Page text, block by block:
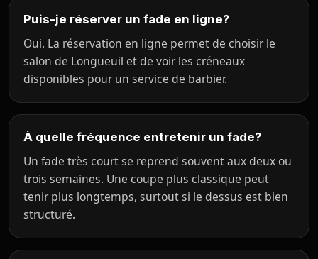
Puis-je réserver un fade en ligne?
Oui. La réservation en ligne permet de choisir le
salon de Longueuil et de voir les créneaux
disponibles pour un service de barbier.
À quelle fréquence entretenir un fade?
Un fade très court se reprend souvent aux deux ou
trois semaines. Une coupe plus classique peut
tenir plus longtemps, surtout si le dessus est bien
structuré.